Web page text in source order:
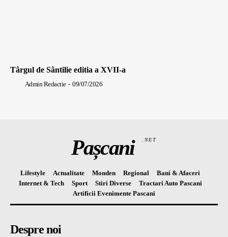
Târgul de Sântilie editia a XVII-a
Admin Redactie - 09/07/2026
Pașcani .NET
Lifestyle Actualitate Monden Regional
Bani & Afaceri
Internet & Tech
Sport Stiri Diverse
Tractari Auto Pascani
Artificii Evenimente Pascani
Despre noi